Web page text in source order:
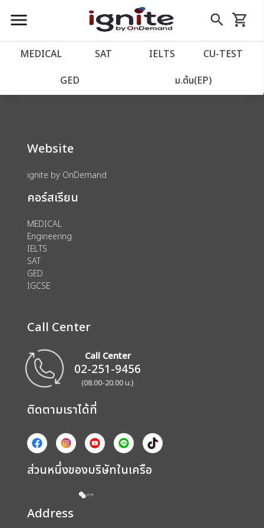
close
account_balance หน้าแรก
เว็บไซต์อิกไนท์
import_contacts วางแผนการเรียน
account_circle เข้าสู่ระบบ
assignment ลงทะเบียน
menu search
Skip
to
shopping_cart
รถเข็น
MEDICAL SAT IELTS CU‑TEST
GED ม.ต้น(EP)
We could not find anything for 80003928
Website
ignite by OnDemand
คอร์สเรียน
MEDICAL
Engineering
IELTS
SAT
GED
IGCSE
Call Center
Call Center
02-251-9456
(08.00-20.00 น.)
ติดตามเราได้ที่
ส่วนหนึ่งของบริษัทในเครือ
Address